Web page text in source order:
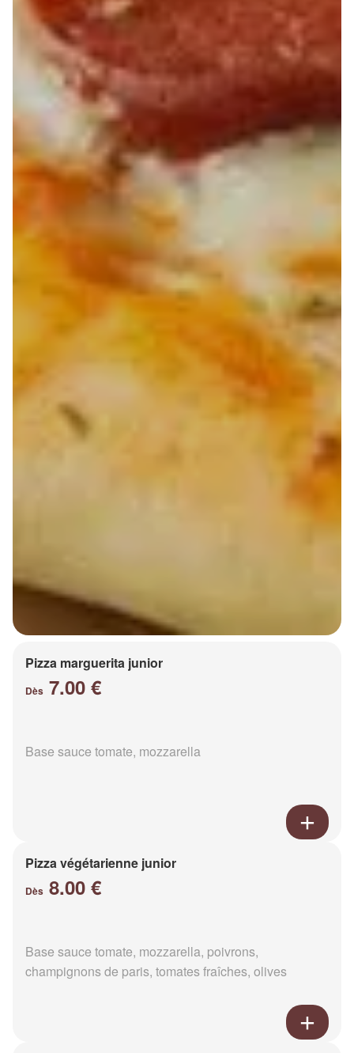
Pizza marguerita junior
Dès 7.00 €
Base sauce tomate, mozzarella
Pizza végétarienne junior
Dès 8.00 €
Base sauce tomate, mozzarella, poivrons,
champignons de paris, tomates fraîches, olives